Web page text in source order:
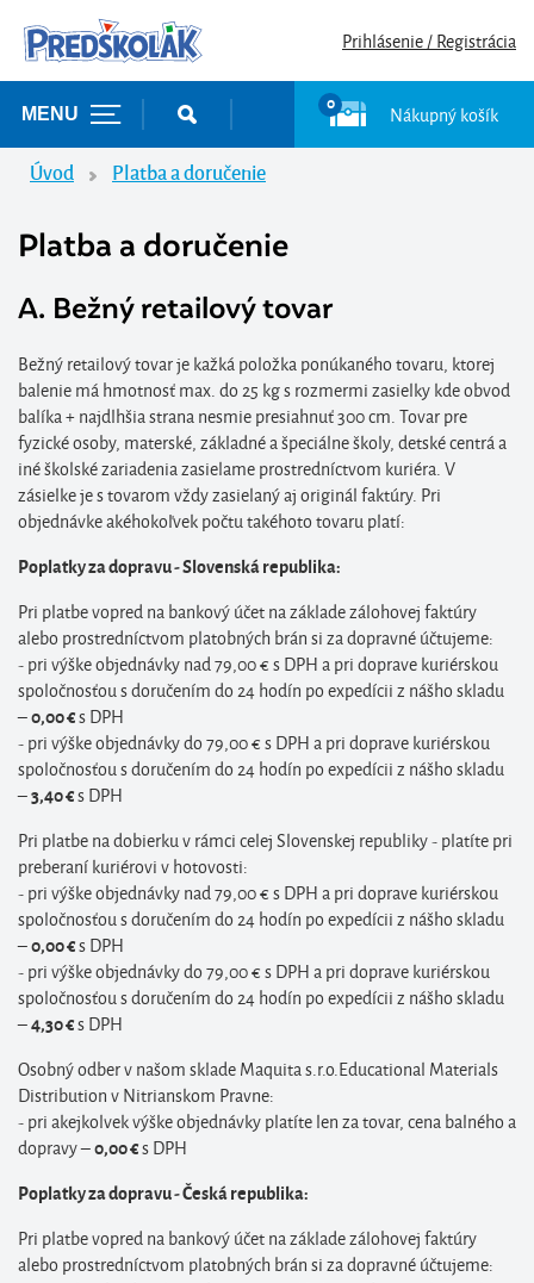
Prihlásenie / Registrácia
MENU
0 Nákupný košík
Úvod Platba a doručenie
Platba a doručenie
A. Bežný retailový tovar
Bežný retailový tovar je kažká položka ponúkaného tovaru, ktorej
balenie má hmotnosť max. do 25 kg s rozmermi zasielky kde obvod
balíka + najdlhšia strana nesmie presiahnuť 300 cm. Tovar pre
fyzické osoby, materské, základné a špeciálne školy, detské centrá a
iné školské zariadenia zasielame prostredníctvom kuriéra. V
zásielke je s tovarom vždy zasielaný aj originál faktúry. Pri
objednávke akéhokoľvek počtu takéhoto tovaru platí:
Poplatky za dopravu - Slovenská republika:
Pri platbe vopred na bankový účet na základe zálohovej faktúry
alebo prostredníctvom platobných brán si za dopravné účtujeme:
- pri výške objednávky nad 79,00 € s DPH a pri doprave kuriérskou
spoločnosťou s doručením do 24 hodín po expedícii z nášho skladu
–0,00 €s DPH
- pri výške objednávky do 79,00 € s DPH a pri doprave kuriérskou
spoločnosťou s doručením do 24 hodín po expedícii z nášho skladu
–3,40 €s DPH
Pri platbe na dobierku v rámci celej Slovenskej republiky - platíte pri
preberaní kuriérovi v hotovosti:
- pri výške objednávky nad 79,00 € s DPH a pri doprave kuriérskou
spoločnosťou s doručením do 24 hodín po expedícii z nášho skladu
–0,00 €s DPH
- pri výške objednávky do 79,00 € s DPH a pri doprave kuriérskou
spoločnosťou s doručením do 24 hodín po expedícii z nášho skladu
–4,30 €s DPH
Osobný odber v našom sklade Maquita s.r.o.Educational Materials
Distribution v Nitrianskom Pravne:
- pri akejkolvek výške objednávky platíte len za tovar, cena balného a
dopravy –0,00 €s DPH
Poplatky za dopravu - Česká republika:
Pri platbe vopred na bankový účet na základe zálohovej faktúry
alebo prostredníctvom platobných brán si za dopravné účtujeme: